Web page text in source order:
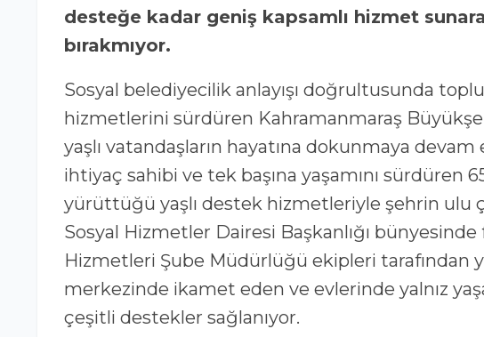
desteğe kadar geniş kapsamlı hizmet
bırakmıyor.
Sosyal belediyecilik anlayışı doğrultusunda
hizmetlerini sürdüren Kahramanmaraş
yaşlı vatandaşların hayatına dokunmaya
ihtiyaç sahibi ve tek başına yaşamını sürdüren
yürüttüğü yaşlı destek hizmetleriyle şehrin ulu
Sosyal Hizmetler Dairesi Başkanlığı
Hizmetleri Şube Müdürlüğü ekipleri tarafından
merkezinde ikamet eden ve evlerinde yalnız
çeşitli destekler sağlanıyor.